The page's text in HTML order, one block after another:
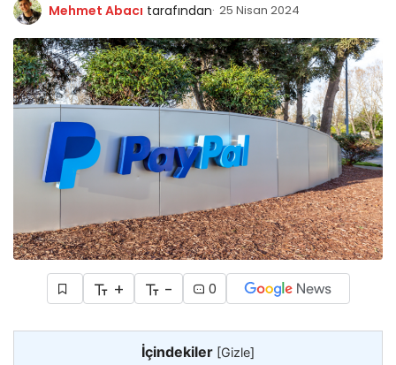
Mehmet Abacı tarafından 25 Nisan 2024
+ - 0
İçindekiler [Gizle]